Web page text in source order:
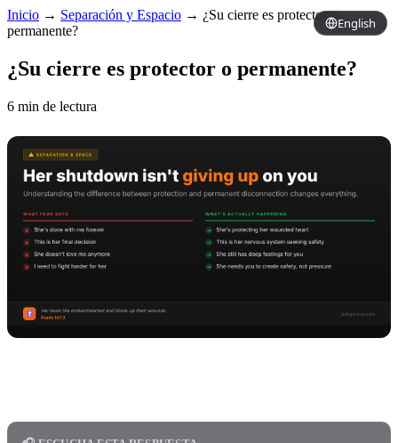
English
Inicio → Separación y Espacio → ¿Su cierre es protector o
permanente?
¿Su cierre es protector o permanente?
6 min de lectura